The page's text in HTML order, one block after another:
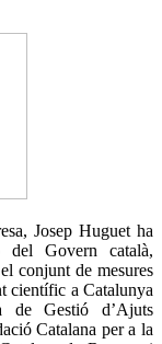
Josep Huguet ha
del Govern català,
conjunt de mesures
científic a Catalunya
de Gestió d’Ajuts
Catalana per a la